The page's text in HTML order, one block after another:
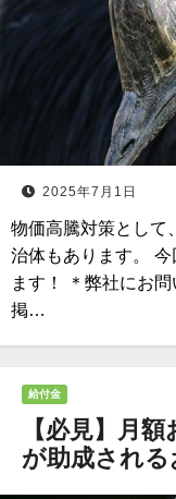
2025年7月1日
物価高騰対策として
治体もあります。
ます！ ＊弊社にお
掲…
給付金
【必見】月
が助成される